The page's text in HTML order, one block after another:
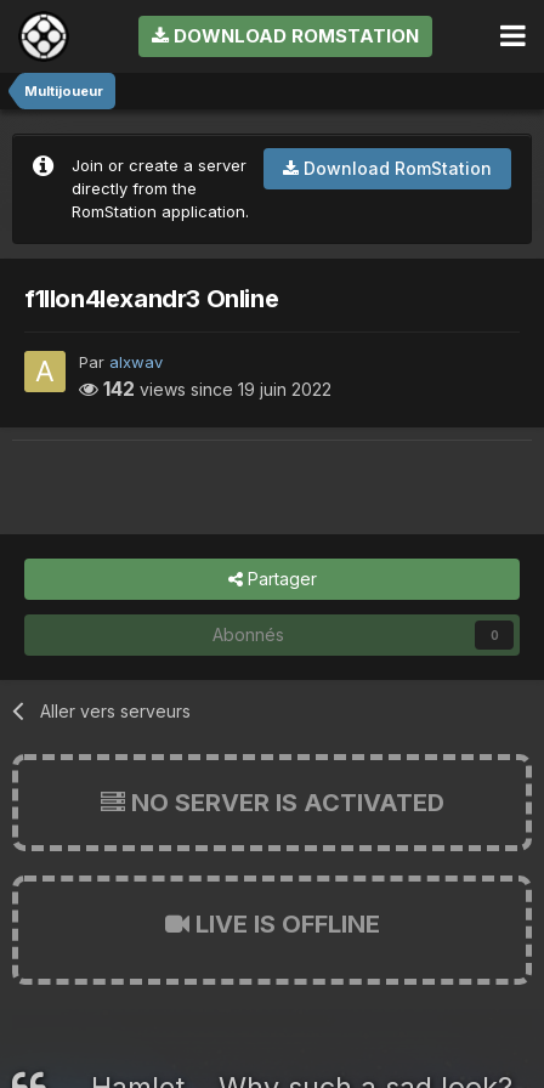
DOWNLOAD ROMSTATION
Multijoueur
Download RomStation
Join or create a server
directly from the
RomStation application.
f1llon4lexandr3 Online
Par alxwav
142 views since 19 juin 2022
Partager
Abonnés 0
Aller vers serveurs
NO SERVER IS ACTIVATED
LIVE IS OFFLINE